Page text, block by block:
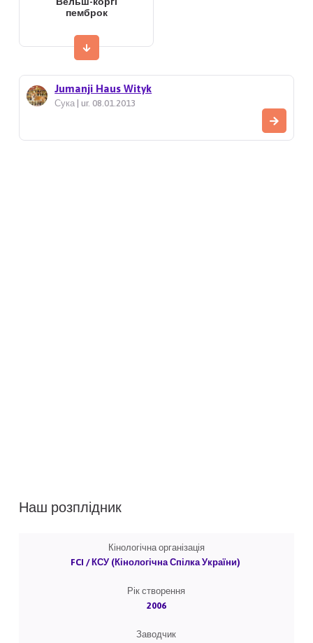
пемброк
Jumanji Haus Wityk
Сука | ur. 08.01.2013
Наш розплідник
Кінологічна організація
FCI / КСУ (Кінологічна Спілка України)
Рік створення
2006
Заводчик